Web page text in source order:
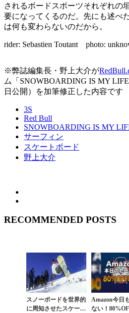
されるボードスポーツそれぞれの
要になってくるのだ。先にも述べ
は何も変わらないのだから。
rider: Sebastien Toutant photo:
※弊誌編集長・野上大介が
ム「SNOWBOARDING IS MY
日公開）を加筆修正した内容です
3S
Red Bull
SNOWBOARDING IS MY
サーフィン
スケートボード
野上大介
RECOMMENDED POSTS
スノーボードを世界的
に周知させたスケート
Amazon今日
ない！